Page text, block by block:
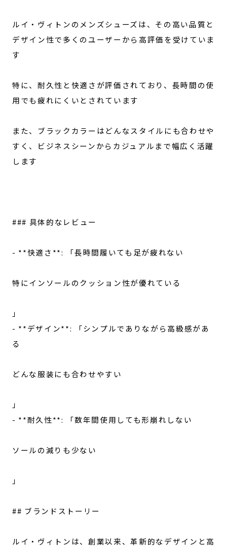
ルイ・ヴィトンのメンズシューズは、その高い品質と
デザイン性で多くのユーザーから高評価を受けていま
す
特に、耐久性と快適さが評価されており、長時間の使
用でも疲れにくいとされています
また、ブラックカラーはどんなスタイルにも合わせや
すく、ビジネスシーンからカジュアルまで幅広く活躍
します
### 具体的なレビュー
- **快適さ**: 「長時間履いても足が疲れない
特にインソールのクッション性が優れている
」
- **デザイン**: 「シンプルでありながら高級感があ
る
どんな服装にも合わせやすい
」
- **耐久性**: 「数年間使用しても形崩れしない
ソールの減りも少ない
」
## ブランドストーリー
ルイ・ヴィトンは、創業以来、革新的なデザインと高